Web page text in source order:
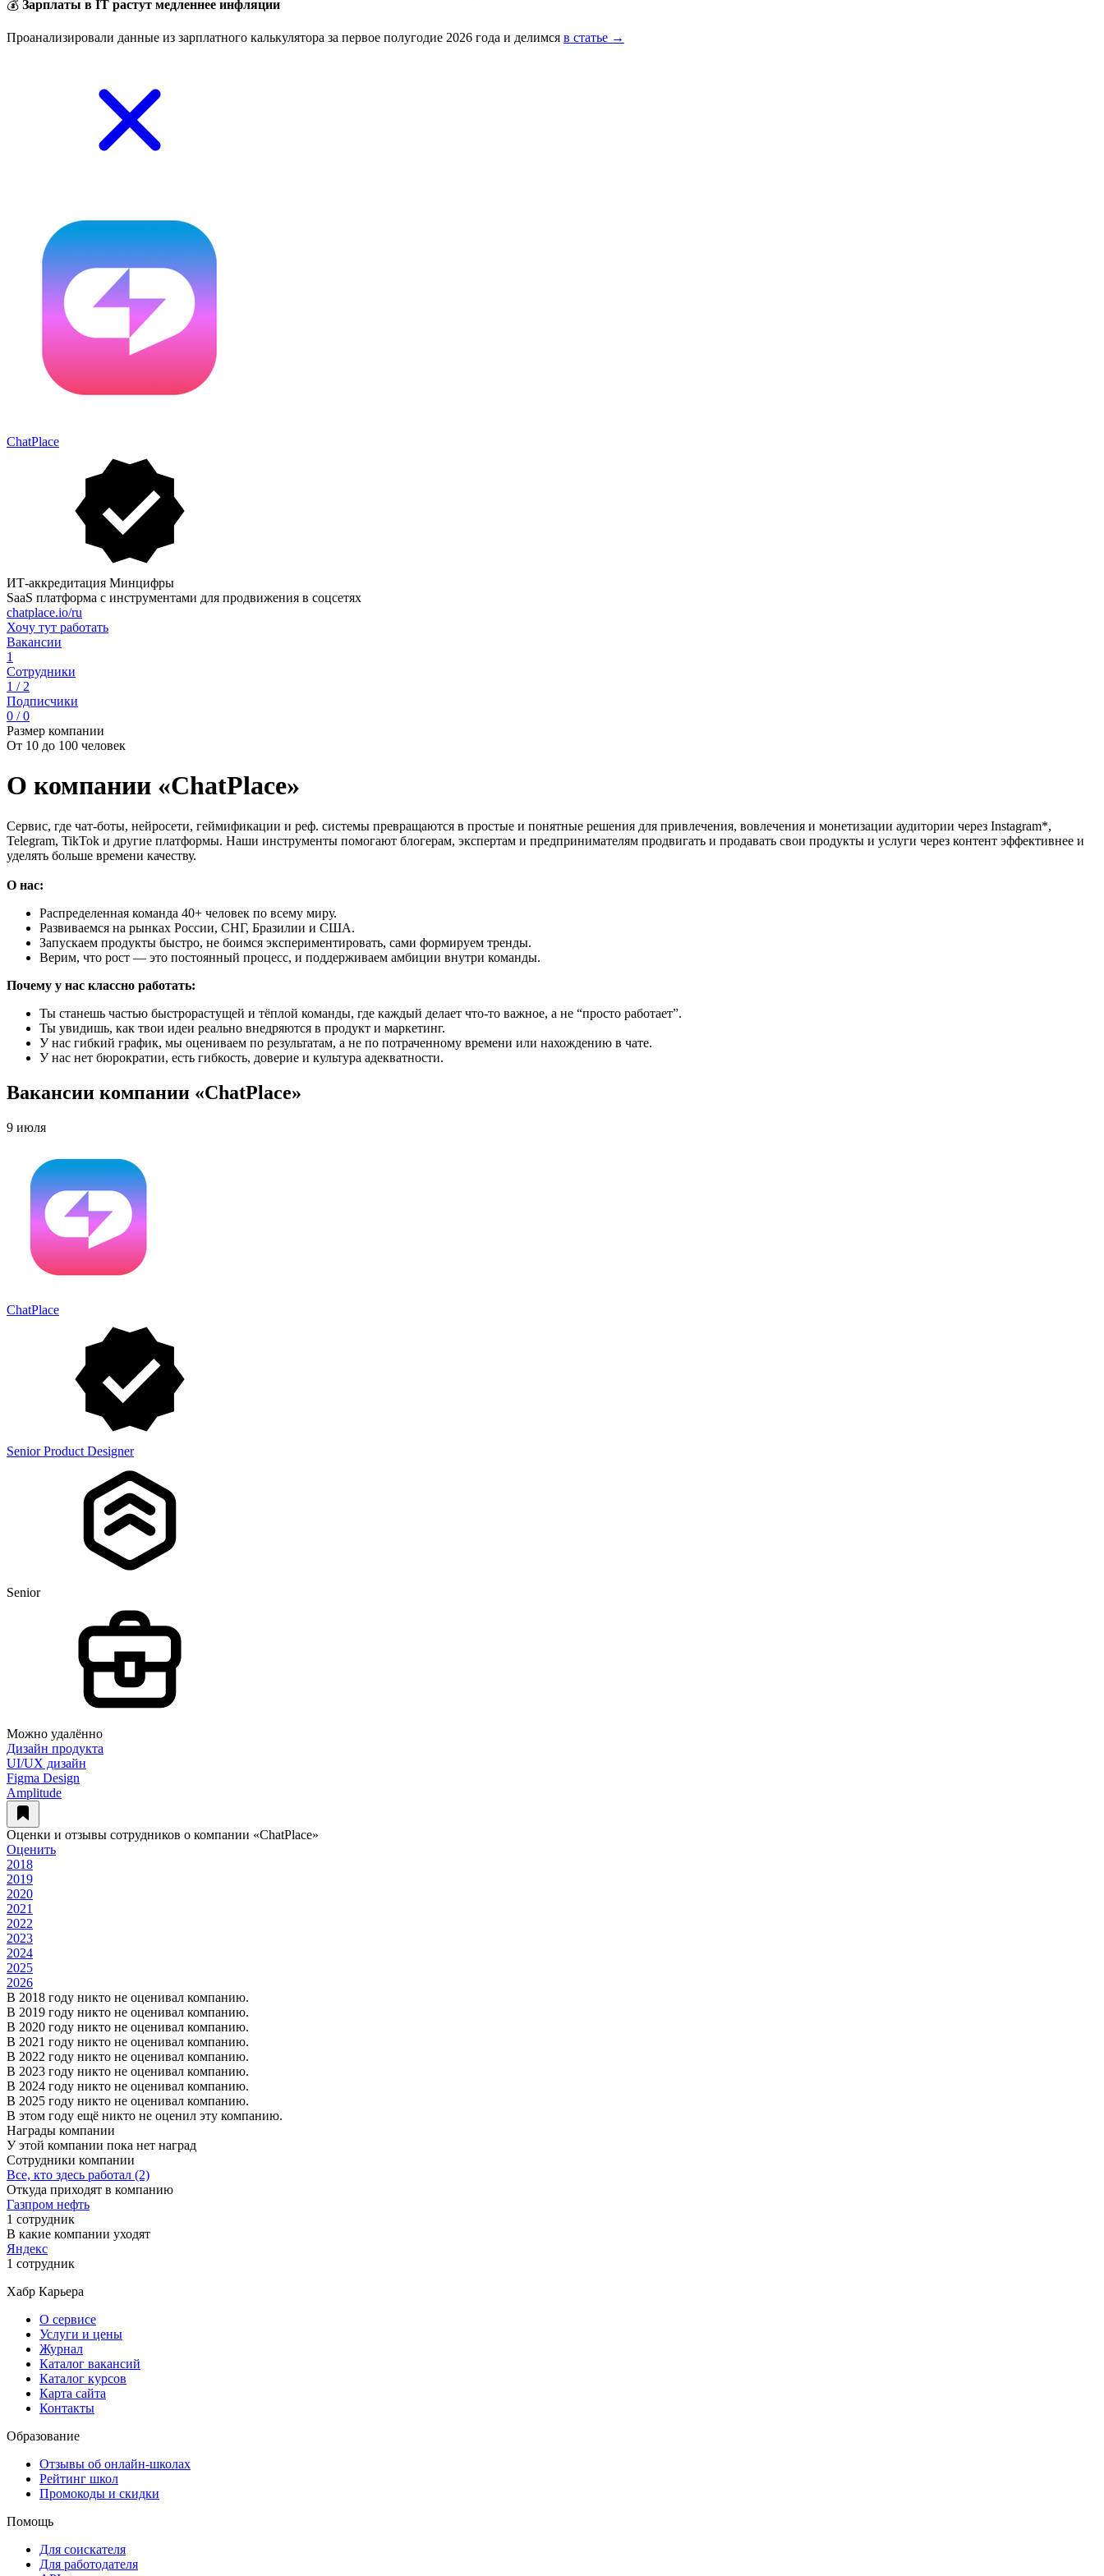
💰 Зарплаты в IT растут медленнее инфляции
Проанализировали данные из зарплатного калькулятора за первое полугодие 2026 года и делимся в статье →
ChatPlace
ИТ-аккредитация Минцифры
SaaS платформа с инструментами для продвижения в соцсетях
chatplace.io/ru
Хочу тут работать
Вакансии
1
Сотрудники
1 / 2
Подписчики
0 / 0
Размер компании
От 10 до 100 человек
О компании «ChatPlace»
Сервис, где чат-боты, нейросети, геймификации и реф. системы превращаются в простые и понятные решения для привлечения, вовлечения и монетизации аудитории через Instagram*,
Telegram, TikTok и другие платформы. Наши инструменты помогают блогерам, экспертам и предпринимателям продвигать и продавать свои продукты и услуги через контент эффективнее и
уделять больше времени качеству.
О нас:
Распределенная команда 40+ человек по всему миру.
Развиваемся на рынках России, СНГ, Бразилии и США.
Запускаем продукты быстро, не боимся экспериментировать, сами формируем тренды.
Верим, что рост — это постоянный процесс, и поддерживаем амбиции внутри команды.
Почему у нас классно работать:
Ты станешь частью быстрорастущей и тёплой команды, где каждый делает что-то важное, а не “просто работает”.
Ты увидишь, как твои идеи реально внедряются в продукт и маркетинг.
У нас гибкий график, мы оцениваем по результатам, а не по потраченному времени или нахождению в чате.
У нас нет бюрократии, есть гибкость, доверие и культура адекватности.
Вакансии компании «ChatPlace»
9 июля
ChatPlace
Senior Product Designer
Senior
Можно удалённо
Дизайн продукта
UI/UX дизайн
Figma Design
Amplitude
Оценки и отзывы сотрудников о компании «ChatPlace»
Оценить
2018
2019
2020
2021
2022
2023
2024
2025
2026
В 2018 году никто не оценивал компанию.
В 2019 году никто не оценивал компанию.
В 2020 году никто не оценивал компанию.
В 2021 году никто не оценивал компанию.
В 2022 году никто не оценивал компанию.
В 2023 году никто не оценивал компанию.
В 2024 году никто не оценивал компанию.
В 2025 году никто не оценивал компанию.
В этом году ещё никто не оценил эту компанию.
Награды компании
У этой компании пока нет наград
Сотрудники компании
Все, кто здесь работал (2)
Откуда приходят в компанию
Газпром нефть
1 сотрудник
В какие компании уходят
Яндекс
1 сотрудник
Хабр Карьера
О сервисе
Услуги и цены
Журнал
Каталог вакансий
Каталог курсов
Карта сайта
Контакты
Образование
Отзывы об онлайн-школах
Рейтинг школ
Промокоды и скидки
Помощь
Для соискателя
Для работодателя